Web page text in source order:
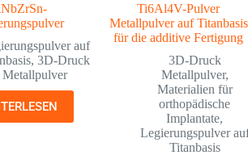
auf
,3D-Druck
Metallpulver
Ti6Al4V-Pulver
Metallpulver auf Titanbasis
für die additive Fertigung
3D-Druck
Metallpulver,
Materialien für
orthopädische
Implantate,
Legierungspulver
Titanbasis